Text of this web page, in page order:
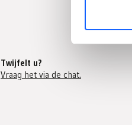
Twijfelt u?
Vraag het via de chat.